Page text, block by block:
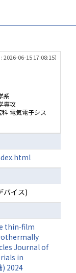
2026-06-15 17:08:15）
系
専攻
電気電子シス
バイス)
thin‑film
Journal of
in
2024